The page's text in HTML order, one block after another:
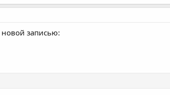
новой записью: